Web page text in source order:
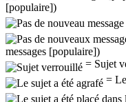
[populaire])
messages [populaire])
= Sujet
=